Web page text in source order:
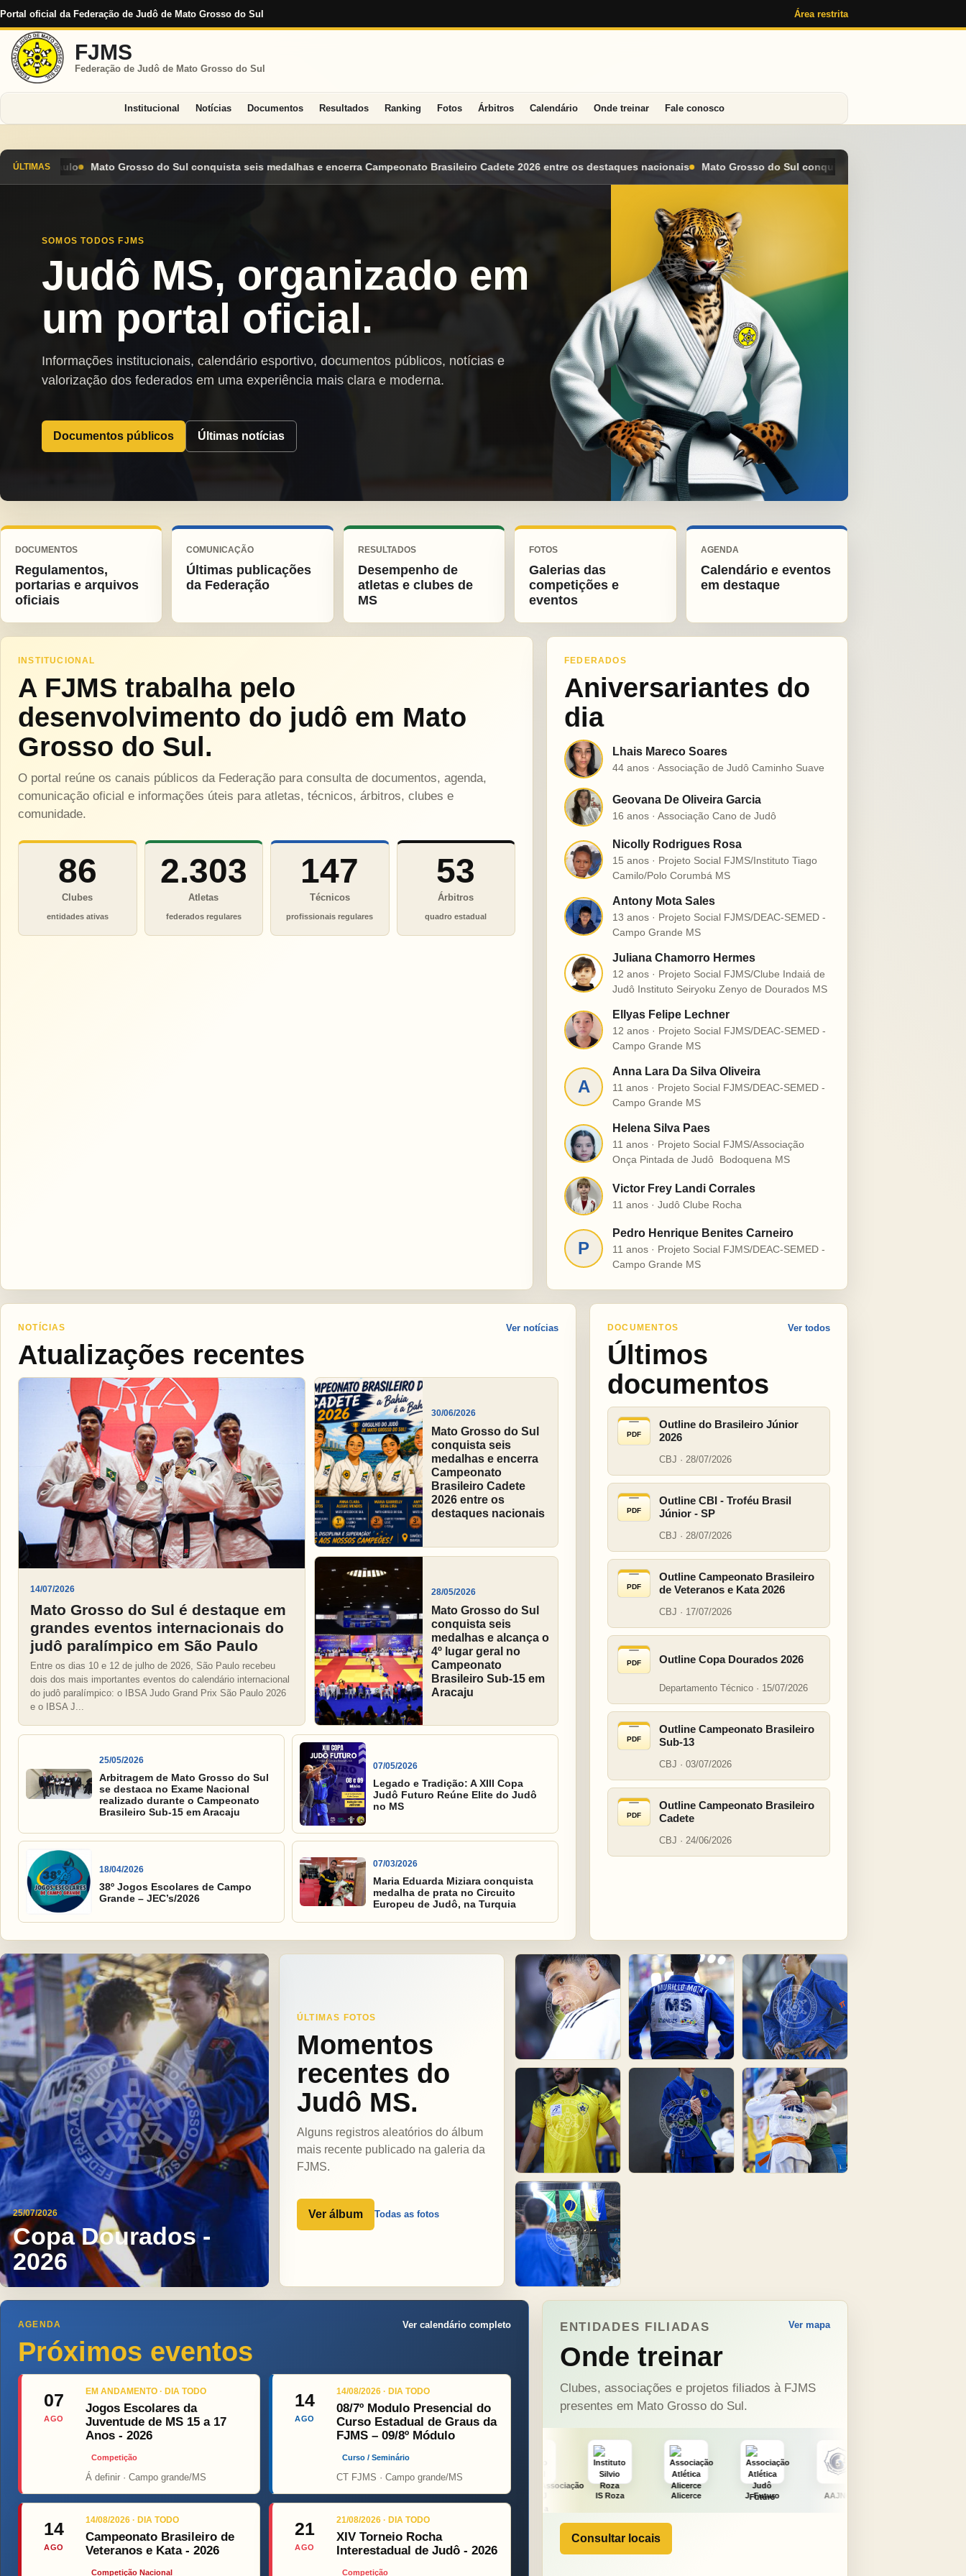
Portal oficial da Federação de Judô de Mato Grosso do Sul Área restrita
FJMS
Federação de Judô de Mato Grosso do Sul
Institucional Notícias Documentos Resultados Ranking Fotos Árbitros Calendário Onde treinar Fale conosco
ÚLTIMAS
conquista seis medalhas e encerra Campeonato Brasileiro Cadete 2026 entre os destaques nacionais Mato Grosso do Sul conquista seis medalhas e alcança o 4º lugar geral no Campeonato
SOMOS TODOS FJMS
Judô MS, organizado em
um portal oficial.
Informações institucionais, calendário esportivo, documentos públicos, notícias e
valorização dos federados em uma experiência mais clara e moderna.
Documentos públicos Últimas notícias
DOCUMENTOS
Regulamentos,
portarias e arquivos
oficiais
COMUNICAÇÃO
Últimas publicações
da Federação
RESULTADOS
Desempenho de
atletas e clubes de
MS
FOTOS
Galerias das
competições e
eventos
AGENDA
Calendário e eventos
em destaque
INSTITUCIONAL
A FJMS trabalha pelo
desenvolvimento do judô em Mato
Grosso do Sul.
O portal reúne os canais públicos da Federação para consulta de documentos, agenda,
comunicação oficial e informações úteis para atletas, técnicos, árbitros, clubes e
comunidade.
86
Clubes
entidades ativas
2.303
Atletas
federados regulares
147
Técnicos
profissionais regulares
53
Árbitros
quadro estadual
FEDERADOS
Aniversariantes do
dia
L Lhais Mareco Soares
44 anos · Associação de Judô Caminho Suave
G Geovana De Oliveira Garcia
16 anos · Associação Cano de Judô
N
Nicolly Rodrigues Rosa
15 anos · Projeto Social FJMS/Instituto Tiago
Camilo/Polo Corumbá MS
A
Antony Mota Sales
13 anos · Projeto Social FJMS/DEAC-SEMED -
Campo Grande MS
J
Juliana Chamorro Hermes
12 anos · Projeto Social FJMS/Clube Indaiá de
Judô Instituto Seiryoku Zenyo de Dourados MS
E
Ellyas Felipe Lechner
12 anos · Projeto Social FJMS/DEAC-SEMED -
Campo Grande MS
A
Anna Lara Da Silva Oliveira
11 anos · Projeto Social FJMS/DEAC-SEMED -
Campo Grande MS
H
Helena Silva Paes
11 anos · Projeto Social FJMS/Associação
Onça Pintada de Judô  Bodoquena MS
V Victor Frey Landi Corrales
11 anos · Judô Clube Rocha
P
Pedro Henrique Benites Carneiro
11 anos · Projeto Social FJMS/DEAC-SEMED -
Campo Grande MS
NOTÍCIAS
Atualizações recentes
Ver notícias
14/07/2026
Mato Grosso do Sul é destaque em
grandes eventos internacionais do
judô paralímpico em São Paulo
Entre os dias 10 e 12 de julho de 2026, São Paulo recebeu
dois dos mais importantes eventos do calendário internacional
do judô paralímpico: o IBSA Judo Grand Prix São Paulo 2026
e o IBSA J...
30/06/2026
Mato Grosso do Sul
conquista seis
medalhas e encerra
Campeonato
Brasileiro Cadete
2026 entre os
destaques nacionais
28/05/2026
Mato Grosso do Sul
conquista seis
medalhas e alcança o
4º lugar geral no
Campeonato
Brasileiro Sub-15 em
Aracaju
25/05/2026
Arbitragem de Mato Grosso do Sul
se destaca no Exame Nacional
realizado durante o Campeonato
Brasileiro Sub-15 em Aracaju
07/05/2026
Legado e Tradição: A XIII Copa
Judô Futuro Reúne Elite do Judô
no MS
18/04/2026
38º Jogos Escolares de Campo
Grande – JEC’s/2026
07/03/2026
Maria Eduarda Miziara conquista
medalha de prata no Circuito
Europeu de Judô, na Turquia
DOCUMENTOS
Últimos
documentos
Ver todos
PDF
Outline do Brasileiro Júnior
2026
CBJ · 28/07/2026
PDF
Outline CBI - Troféu Brasil
Júnior - SP
CBJ · 28/07/2026
PDF
Outline Campeonato Brasileiro
de Veteranos e Kata 2026
CBJ · 17/07/2026
PDF Outline Copa Dourados 2026
Departamento Técnico · 15/07/2026
PDF
Outline Campeonato Brasileiro
Sub-13
CBJ · 03/07/2026
PDF
Outline Campeonato Brasileiro
Cadete
CBJ · 24/06/2026
25/07/2026
Copa Dourados -
2026
ÚLTIMAS FOTOS
Momentos
recentes do
Judô MS.
Alguns registros aleatórios do álbum
mais recente publicado na galeria da
FJMS.
Ver álbum Todas as fotos
AGENDA
Próximos eventos
Ver calendário completo
07
AGO
EM ANDAMENTO · DIA TODO
Jogos Escolares da
Juventude de MS 15 a 17
Anos - 2026
Competição
Á definir · Campo grande/MS
14
AGO
14/08/2026 · DIA TODO
08/7º Modulo Presencial do
Curso Estadual de Graus da
FJMS – 09/8º Módulo
Curso / Seminário
CT FJMS · Campo grande/MS
14
AGO
14/08/2026 · DIA TODO
Campeonato Brasileiro de
Veteranos e Kata - 2026
Competição Nacional
21
AGO
21/08/2026 · DIA TODO
XIV Torneio Rocha
Interestadual de Judô - 2026
Competição
ENTIDADES FILIADAS
Onde treinar
Ver mapa
Clubes, associações e projetos filiados à FJMS
presentes em Mato Grosso do Sul.
Top Fight ONÇA PINT PSOPJ Alicerce J. Futuro AAJNG TSURU
Consultar locais